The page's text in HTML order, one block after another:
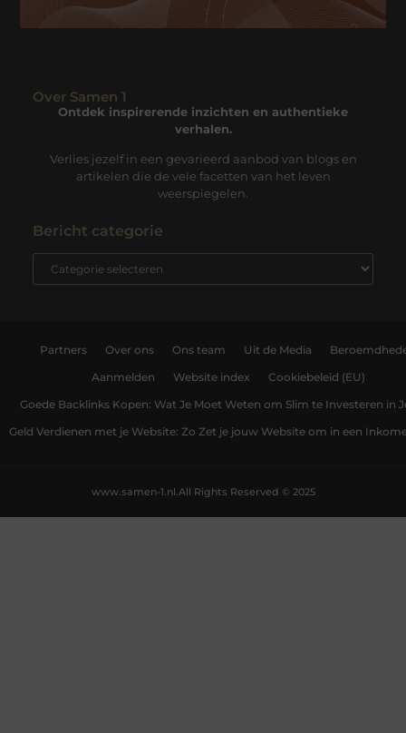
Over Samen 1
Ontdek inspirerende inzichten en authentieke
verhalen.
Verlies jezelf in een gevarieerd aanbod van blogs en
artikelen die de vele facetten van het leven
weerspiegelen.
Bericht categorie
Partners Over ons Ons team Uit de Media
Aanmelden Website index Cookiebeleid (EU)
Goede Backlinks Kopen: Wat Je Moet Weten om Slim te Investeren in
Geld Verdienen met je Website: Zo Zet je jouw Website om in een
All Rights Reserved © 2025
www.samen-1.nl.